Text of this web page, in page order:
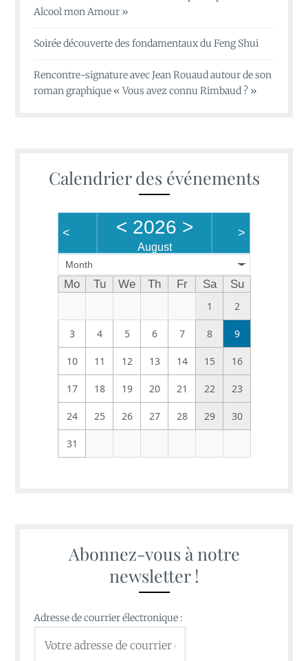
Alcool mon Amour »
Soirée découverte des fondamentaux du Feng Shui
Rencontre-signature avec Jean Rouaud autour de son
roman graphique « Vous avez connu Rimbaud ? »
Calendrier des événements
< < 2026 >
August
>
Month
Mo Tu We Th Fr Sa
Su
1
2
3 4 5 6 7 8 9
10 11 12 13 14 15 16
17 18 19 20 21 22 23
24 25 26 27 28 29 30
31
Abonnez-vous à notre
newsletter !
Adresse de courrier électronique :